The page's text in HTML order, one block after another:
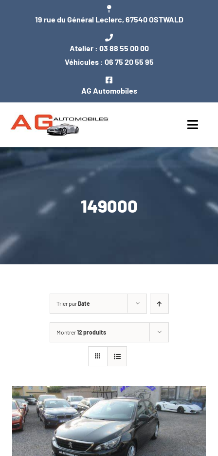
19 rue du Général Leclerc, 67540 OSTWALD
Atelier : 03 88 55 00 00
Véhicules : 06 75 20 55 95
AG Automobiles
ACCUEIL
ENTRETIEN / MÉCANIQUE
CARROSSERIE / VITRAGE
149000
Trier parDate
Montrer12 produits